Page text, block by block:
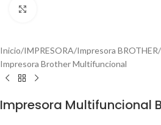
Inicio/IMPRESORA/Impresora BROTHER/
Impresora Brother Multifuncional
Impresora Multifuncional